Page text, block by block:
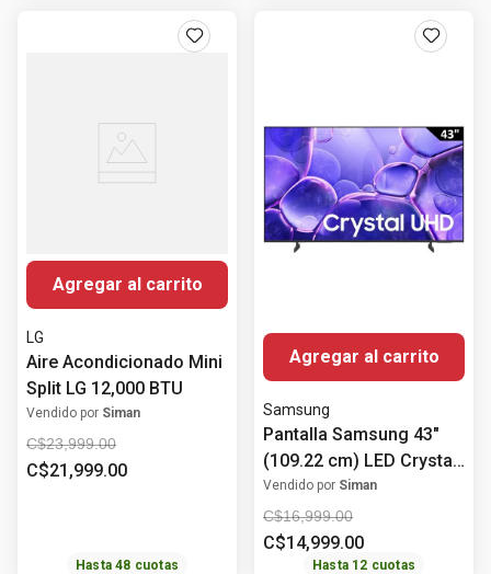
Agregar al carrito
LG
Aire Acondicionado Mini
Split LG 12,000 BTU
Vendido por Siman
C$23,999.00
C$21 ,999.00
Hasta48 cuotas
Agregar al carrito
Samsung
Pantalla Samsung 43"
(109.22 cm) LED Crystal
UHD 4K HDR10+
UN43U8000FPXPA
Vendido por Siman
C$16,999.00
C$14,999.00
Hasta 12 cuotas